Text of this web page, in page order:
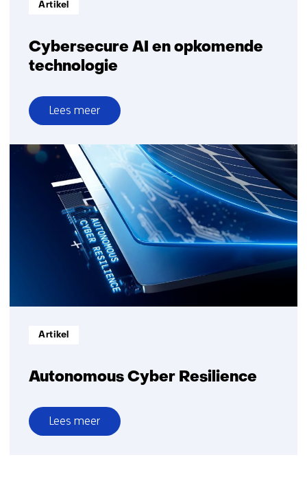
Cybersecure AI en opkomende
technologie
Artikel
Lees meer
over
Cybersecure
AI
opkomende
technologie
Autonomous Cyber Resilience
Informatietype:
Artikel
Lees meer
over